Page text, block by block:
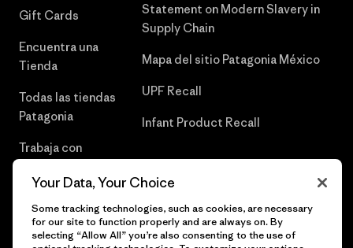
Gift Cards
Encuentra una
Tienda
Todas las tiendas
Patagonia
Trabaja con
Statement on Modern Slavery in
Supply Chain
Mapa del sitio Patagonia México
UPF Recall
Infant Product Recall
Your Data, Your Choice
Some tracking technologies, such as cookies, are necessary
for our site to function properly and are always on. By
selecting “Allow All” you’re also consenting to the use of